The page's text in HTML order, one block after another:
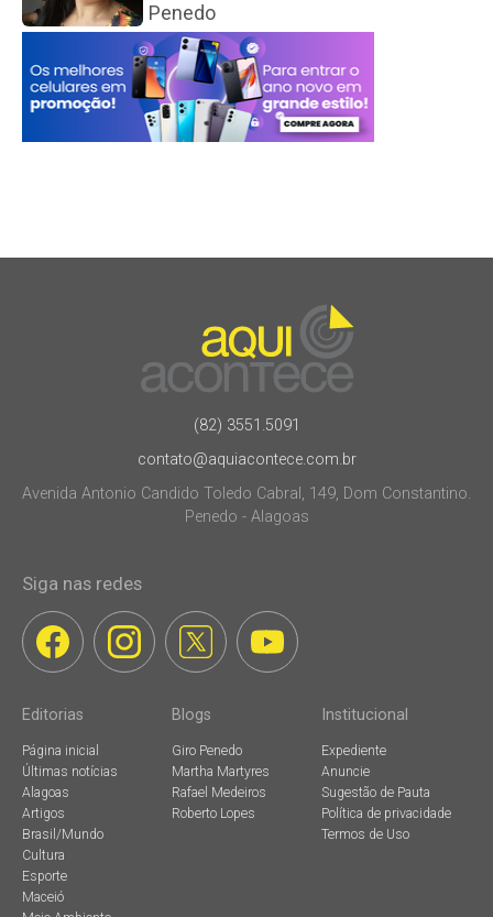
Penedo
(82) 3551.5091
contato@aquiacontece.com.br
Avenida Antonio Candido Toledo Cabral, 149, Dom Constantino.
Penedo - Alagoas
Siga nas redes
Editorias
Página inicial
Últimas notícias
Alagoas
Artigos
Brasil/Mundo
Cultura
Esporte
Maceió
Blogs
Giro Penedo
Martha Martyres
Rafael Medeiros
Roberto Lopes
Institucional
Expediente
Anuncie
Sugestão de Pauta
Política de privacidade
Termos de Uso